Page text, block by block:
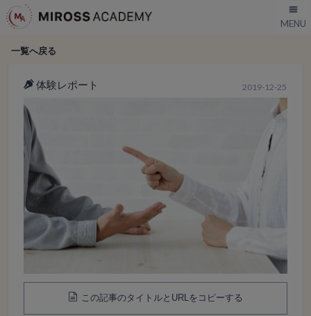
一覧へ戻る
2019-12-25
体験レポート
この記事のタイトルとURLをコピーする